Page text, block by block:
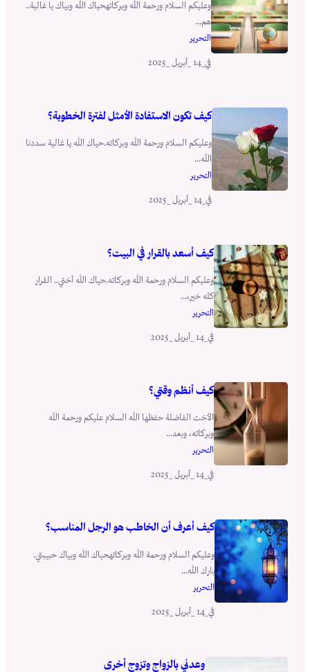
وعليكم السلام ورحمة الله وبركاتهحياك الله وبياك يا غالية..
هم...
التحرير
في _14 _أبريل _2025
كيف تكون الاستفادة الأمثل لفترة الخطوبة؟
وعليكم السلام ورحمة الله وبركاته.حياك الله يا غالية سددنا
الله...
التحرير
في _14 _أبريل _2025
كيف أسعد بالقرار في البيت؟
وعليكم السلام ورحمة الله وبركاته.حياك الله أختي.. القرار
كله خير،...
التحرير
في _14 _أبريل _2025
كيف أنظم وقتي؟
الأخت الفاضلة حفظها الله السلام عليكم ورحمة الله
وبركاته، وبعد...
التحرير
في_14 _أبريل _2025
كيف أعرف أن الخاطب هو الرجل المناسب؟
وعليكم السلام ورحمة الله وبركاتهحياك الله وبياك حبيبتي.
بارك الله...
التحرير
في _14 _أبريل _2025
وعدني بالزواج وتزوج أخرى